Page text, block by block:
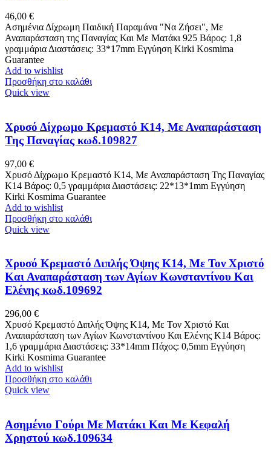
46,00 €
Ασημένια Δίχρωμη Παιδική Παραμάνα "Να Ζήσει", Με
Αναπαράσταση της Παναγίας Και Με Ματάκι 925 Βάρος: 1,8
γραμμάρια Διαστάσεις: 33*17mm Εγγύηση Kirki Kosmima
Guarantee
Add to wishlist
Προσθήκη στο καλάθι
Quick view
Χρυσό Δίχρωμο Κρεμαστό K14, Με Αναπαράσταση
Της Παναγίας κωδ.109827
97,00 €
Χρυσό Δίχρωμο Κρεμαστό K14, Με Αναπαράσταση Της Παναγίας
Κ14 Βάρος: 0,5 γραμμάρια Διαστάσεις: 22*13*1mm Εγγύηση
Kirki Kosmima Guarantee
Add to wishlist
Προσθήκη στο καλάθι
Quick view
Χρυσό Κρεμαστό Διπλής Όψης Κ14, Με Τον Χριστό
Και Αναπαράσταση των Αγίων Κωνσταντίνου Και
Ελένης κωδ.109692
296,00 €
Χρυσό Κρεμαστό Διπλής Όψης Κ14, Με Τον Χριστό Και
Αναπαράσταση των Αγίων Κωνσταντίνου Και Ελένης Κ14 Βάρος:
1,6 γραμμάρια Διαστάσεις: 33*14mm Πάχος: 0,5mm Εγγύηση
Kirki Kosmima Guarantee
Add to wishlist
Προσθήκη στο καλάθι
Quick view
Ασημένιο Γούρι Με Ματάκι Και Με Κεφαλή
Χρηστού κωδ.109634